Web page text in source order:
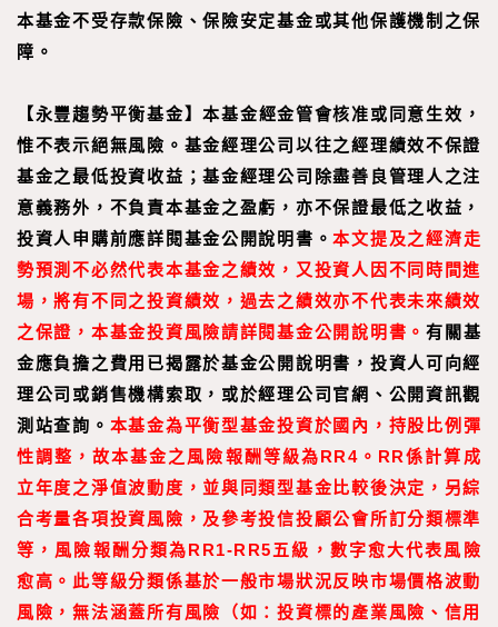
本基金不受存款保險、保險安定基金或其他保護機制之保
障。
【永豐趨勢平衡基金】本基金經金管會核准或同意生效，
惟不表示絕無風險。基金經理公司以往之經理績效不保證
基金之最低投資收益；基金經理公司除盡善良管理人之注
意義務外，不負責本基金之盈虧，亦不保證最低之收益，
投資人申購前應詳閱基金公開說明書。本文提及之經濟走
勢預測不必然代表本基金之績效，又投資人因不同時間進
場，將有不同之投資績效，過去之績效亦不代表未來績效
之保證，本基金投資風險請詳閱基金公開說明書。有關基
金應負擔之費用已揭露於基金公開說明書，投資人可向經
理公司或銷售機構索取，或於經理公司官網、公開資訊觀
測站查詢。 本基金為平衡型基金投資於國內，持股比例彈
性調整，故本基金之風險報酬等級為RR4。RR係計算成
立年度之淨值波動度，並與同類型基金比較後決定，另綜
合考量各項投資風險，及參考投信投顧公會所訂分類標準
等，風險報酬分類為RR1-RR5五級，數字愈大代表風險
愈高。此等級分類係基於一般市場狀況反映市場價格波動
風險，無法涵蓋所有風險（如：投資標的產業風險、信用